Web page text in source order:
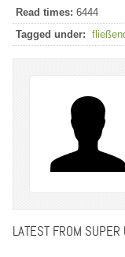
Read times: 6444
Tagged under:
LATEST FROM SUPER